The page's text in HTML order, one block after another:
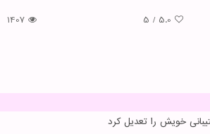
5.0
/
5
1407